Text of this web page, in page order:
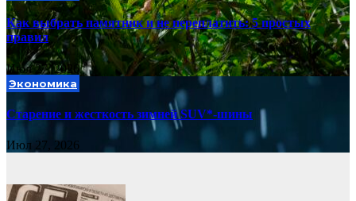
Как выбрать памятник и не переплатить: 5 простых
правил
Июл 27, 2026
Экономика
Старение и жесткость зимней SUV*-шины
Июл 27, 2026